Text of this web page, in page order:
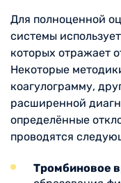
Для полноценной
системы
которых отражает
Некоторые
коагулограмму,
расширенной
определённые
проводятся
Тромбиновое